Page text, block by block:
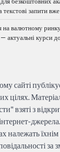
запити вже
валютному
актуальні курси
сайті
цілях.
взяті з
належать
за